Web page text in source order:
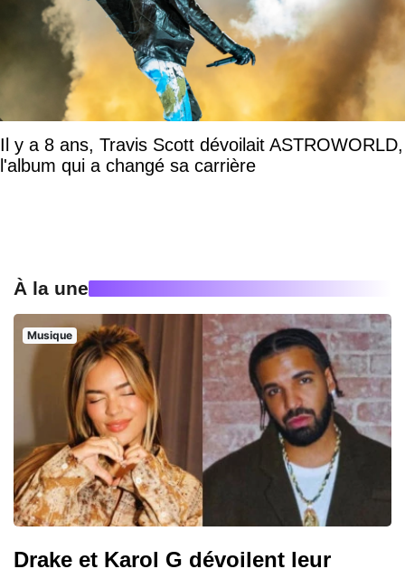
Il y a 8 ans, Travis Scott dévoilait ASTROWORLD,
l'album qui a changé sa carrière
À la une
Musique
Drake et Karol G dévoilent leur